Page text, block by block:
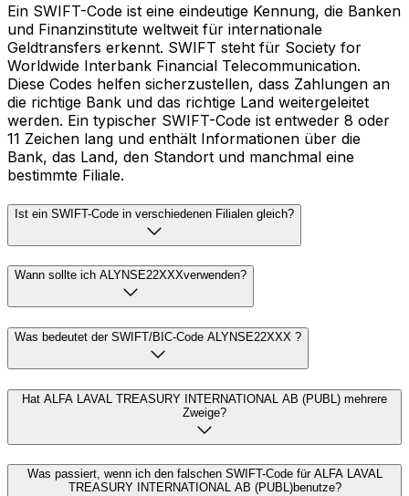
Ein SWIFT-Code ist eine eindeutige Kennung, die Banken
und Finanzinstitute weltweit für internationale
Geldtransfers erkennt. SWIFT steht für Society for
Worldwide Interbank Financial Telecommunication.
Diese Codes helfen sicherzustellen, dass Zahlungen an
die richtige Bank und das richtige Land weitergeleitet
werden. Ein typischer SWIFT-Code ist entweder 8 oder
11 Zeichen lang und enthält Informationen über die
Bank, das Land, den Standort und manchmal eine
bestimmte Filiale.
Ist ein SWIFT-Code in verschiedenen Filialen gleich?
Wann sollte ich ALYNSE22XXXverwenden?
Was bedeutet der SWIFT/BIC-Code ALYNSE22XXX ?
Hat ALFA LAVAL TREASURY INTERNATIONAL AB (PUBL) mehrere
Zweige?
Was passiert, wenn ich den falschen SWIFT-Code für ALFA LAVAL
TREASURY INTERNATIONAL AB (PUBL)benutze?